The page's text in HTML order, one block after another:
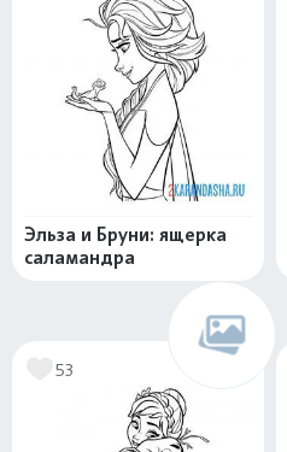
Эльза и Бруни: ящерка
саламандра
53